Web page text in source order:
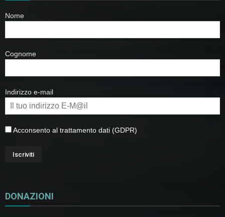
Nome
Cognome
Indirizzo e-mail
Acconsento al trattamento dati (GDPR)
DONAZIONI